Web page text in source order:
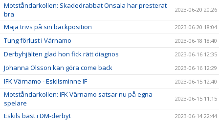
Motståndarkollen: Skadedrabbat Onsala har presterat
bra
2023-06-20 20:26
Maja trivs på sin backposition 2023-06-20 18:04
Tung förlust i Värnamo 2023-06-18 18:40
Derbyhjälten glad hon fick rätt diagnos 2023-06-16 12:35
Johanna Olsson kan göra come back 2023-06-16 12:29
IFK Värnamo - Eskilsminne IF 2023-06-15 12:40
Motståndarkollen: IFK Värnamo satsar nu på egna
spelare
2023-06-15 11:15
Eskils bäst i DM-derbyt 2023-06-14 22:44